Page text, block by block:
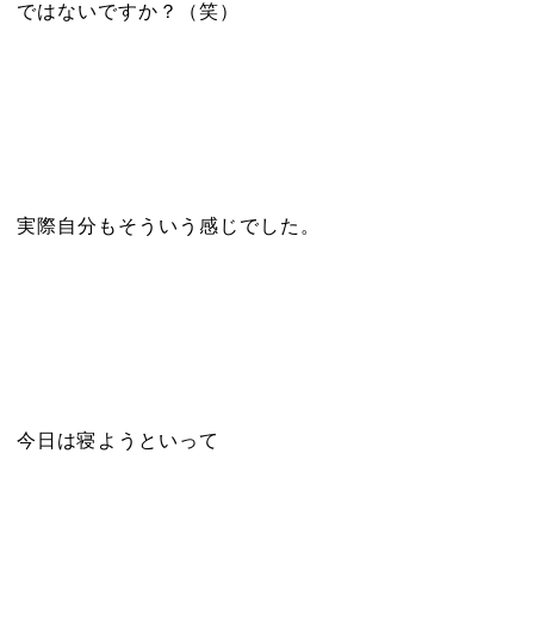
ではないですか？（笑）
実際自分もそういう感じでした。
今日は寝ようといって